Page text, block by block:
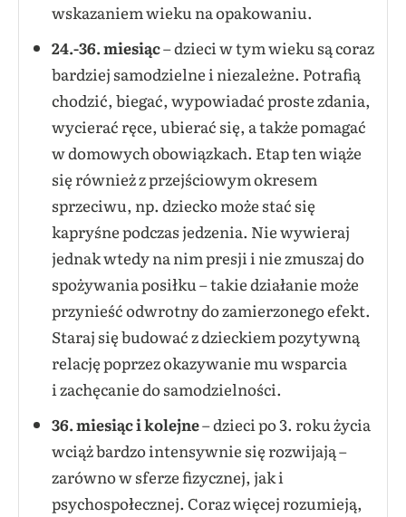
wskazaniem wieku na opakowaniu.
24.-36. miesiąc– dzieci w tym wieku są coraz
bardziej samodzielne i niezależne. Potrafią
chodzić, biegać, wypowiadać proste zdania,
wycierać ręce, ubierać się, a także pomagać
w domowych obowiązkach. Etap ten wiąże
się również z przejściowym okresem
sprzeciwu, np. dziecko może stać się
kapryśne podczas jedzenia. Nie wywieraj
jednak wtedy na nim presji i nie zmuszaj do
spożywania posiłku – takie działanie może
przynieść odwrotny do zamierzonego efekt.
Staraj się budować z dzieckiem pozytywną
relację poprzez okazywanie mu wsparcia
i zachęcanie do samodzielności.
36. miesiąci kolejne– dzieci po 3. roku życia
wciąż bardzo intensywnie się rozwijają –
zarówno w sferze fizycznej, jak i
psychospołecznej. Coraz więcej rozumieją,